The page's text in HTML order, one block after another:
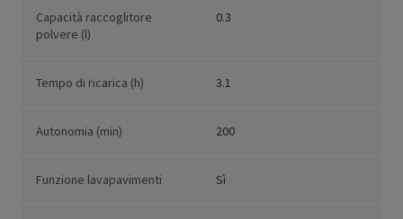
Capacità raccoglitore
polvere (l)
0.3
Tempo di ricarica (h) 3.1
Autonomia (min) 200
Funzione lavapavimenti Sì